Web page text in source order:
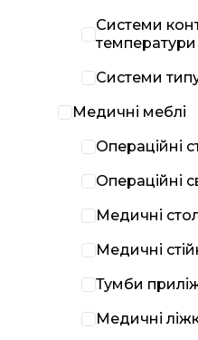
Системи
температури
Системи
Медичні меблі
Операційні
Операційні
Медичні
Медичні
Тумби
Медичні